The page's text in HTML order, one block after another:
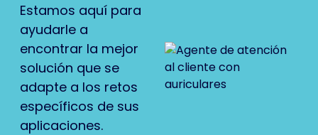
Estamos aquí para
ayudarle a
encontrar la mejor
solución que se
adapte a los retos
específicos de sus
aplicaciones.